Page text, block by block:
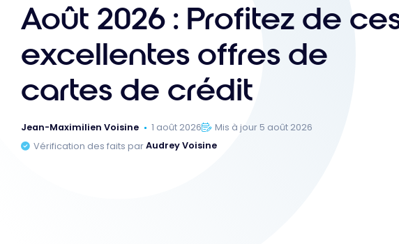
Août 2026 : Profitez de
excellentes offres de
cartes de crédit
Jean-Maximilien Voisine 1 août 2026
Mis à jour 5 août 2026
Vérification des faits parAudrey Voisine